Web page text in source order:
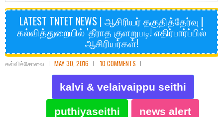
LATEST TNTET NEWS | ஆசிரியர் தகுதித்தேர்வு |
கல்வித்துறையில் 'தீராத குளறுபடி! எதிர்பார்ப்பில்
ஆசிரியர்கள்!
கல்விச்சோலை MAY 30, 2016 10 COMMENTS
kalvi & velaivaippu seithi
puthiyaseithi news alert